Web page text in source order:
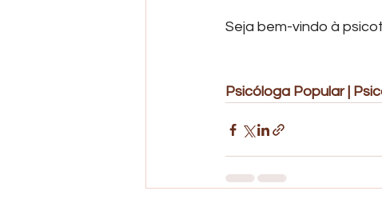
Seja bem-vindo à
Psicóloga Popular |